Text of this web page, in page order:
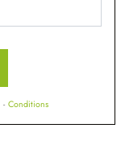
- Conditions